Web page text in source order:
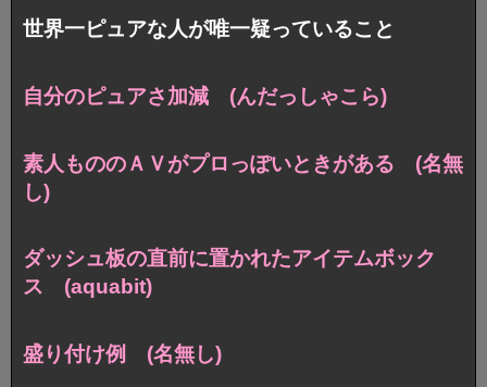
世界一ピュアな人が唯一疑っていること
自分のピュアさ加減 (んだっしゃこら)
素人もののＡＶがプロっぽいときがある (名無
し)
ダッシュ板の直前に置かれたアイテムボック
ス (aquabit)
盛り付け例 (名無し)